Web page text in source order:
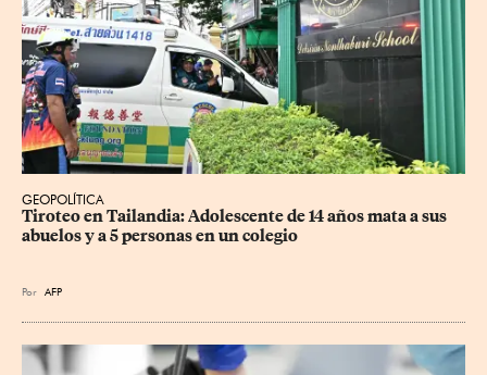
GEOPOLÍTICA
Tiroteo en Tailandia: Adolescente de 14 años mata a sus
abuelos y a 5 personas en un colegio
Por AFP